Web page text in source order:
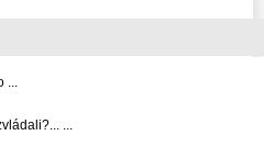
...
...